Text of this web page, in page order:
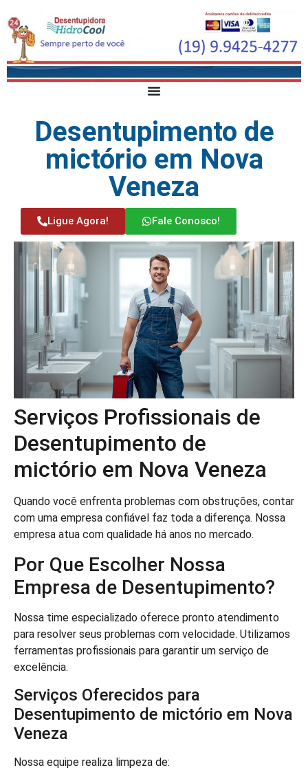
Desentupimento de
mictório em Nova
Veneza
Ligue Agora! Fale Conosco!
Serviços Profissionais de
Desentupimento de
mictório em Nova Veneza
Quando você enfrenta problemas com obstruções, contar
com uma empresa confiável faz toda a diferença. Nossa
empresa atua com qualidade há anos no mercado.
Por Que Escolher Nossa
Empresa de Desentupimento?
Nossa time especializado oferece pronto atendimento
para resolver seus problemas com velocidade. Utilizamos
ferramentas profissionais para garantir um serviço de
excelência.
Serviços Oferecidos para
Desentupimento de mictório em Nova
Veneza
Nossa equipe realiza limpeza de: